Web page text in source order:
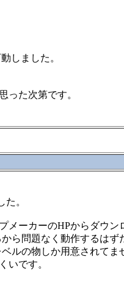
しました。
った次第です。
た。
メーカーのHPからダウ
ら問題なく動作するはず
ルの物しか用意されてま
いです。